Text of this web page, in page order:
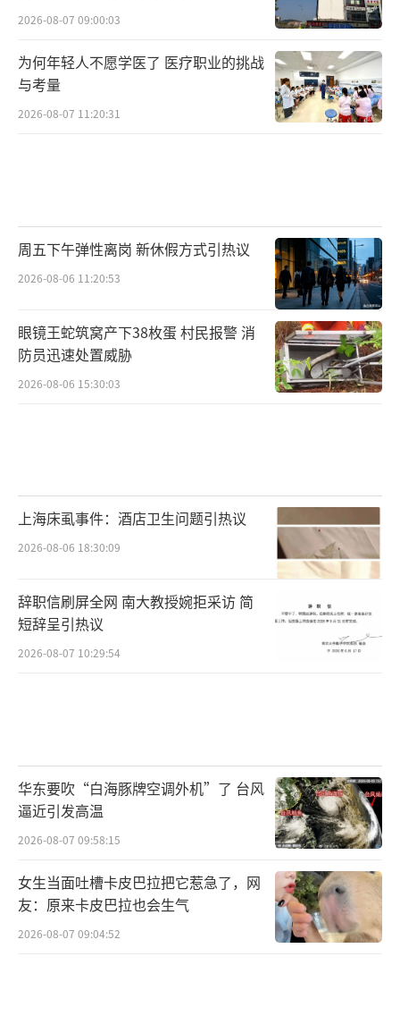
2026-08-07 09:00:03
为何年轻人不愿学医了 医疗职业的挑战
与考量
2026-08-07 11:20:31
周五下午弹性离岗 新休假方式引热议
2026-08-06 11:20:53
眼镜王蛇筑窝产下38枚蛋 村民报警 消
防员迅速处置威胁
2026-08-06 15:30:03
上海床虱事件：酒店卫生问题引热议
2026-08-06 18:30:09
辞职信刷屏全网 南大教授婉拒采访 简
短辞呈引热议
2026-08-07 10:29:54
华东要吹“白海豚牌空调外机”了 台风
逼近引发高温
2026-08-07 09:58:15
女生当面吐槽卡皮巴拉把它惹急了，网
友：原来卡皮巴拉也会生气
2026-08-07 09:04:52